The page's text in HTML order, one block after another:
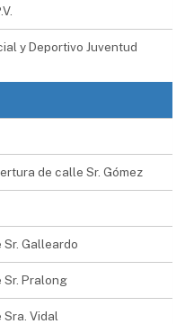
y Deportivo Juventud
de calle Sr. Gómez
Galleardo
Sr. Pralong
Vidal